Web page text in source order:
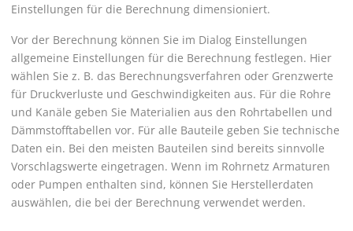
Einstellungen für die Berechnung dimensioniert.
Vor der Berechnung können Sie im Dialog Einstellungen
allgemeine Einstellungen für die Berechnung festlegen. Hier
wählen Sie z. B. das Berechnungsverfahren oder Grenzwerte
für Druckverluste und Geschwindigkeiten aus. Für die Rohre
und Kanäle geben Sie Materialien aus den Rohrtabellen und
Dämmstofftabellen vor. Für alle Bauteile geben Sie technische
Daten ein. Bei den meisten Bauteilen sind bereits sinnvolle
Vorschlagswerte eingetragen. Wenn im Rohrnetz Armaturen
oder Pumpen enthalten sind, können Sie Herstellerdaten
auswählen, die bei der Berechnung verwendet werden.